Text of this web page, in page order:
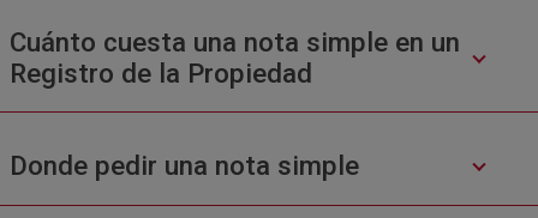
Cuánto cuesta una nota simple en un
Registro de la Propiedad
Donde pedir una nota simple